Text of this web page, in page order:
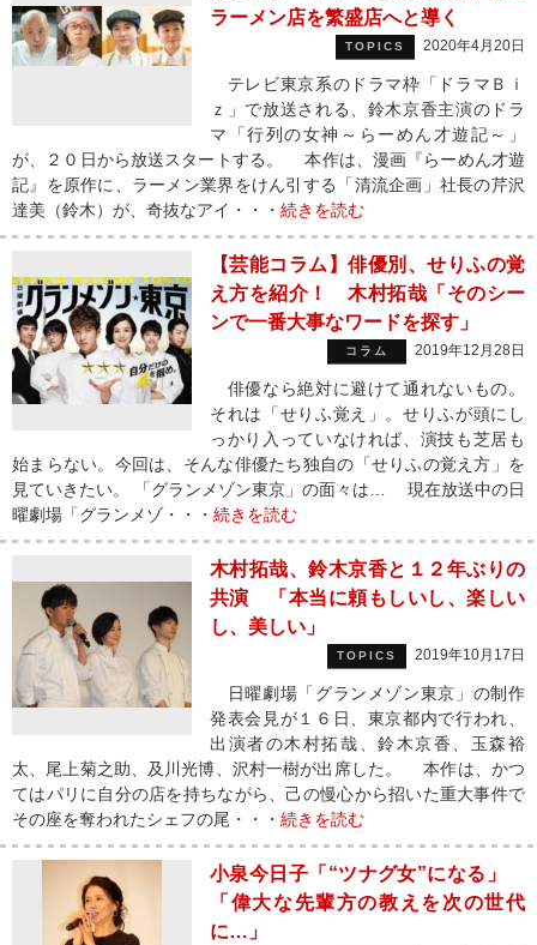
ラーメン店を繁盛店へと導く
TOPICS 2020年4月20日
テレビ東京系のドラマ枠「ドラマＢｉ
ｚ」で放送される、鈴木京香主演のドラ
マ「行列の女神～らーめん才遊記～」
が、２０日から放送スタートする。 本作は、漫画『らーめん才遊
記』を原作に、ラーメン業界をけん引する「清流企画」社長の芹沢
達美（鈴木）が、奇抜なアイ・・・ 続きを読む
【芸能コラム】俳優別、せりふの覚
え方を紹介！ 木村拓哉「そのシー
ンで一番大事なワードを探す」
コラム 2019年12月28日
俳優なら絶対に避けて通れないもの。
それは「せりふ覚え」。せりふが頭にし
っかり入っていなければ、演技も芝居も
始まらない。今回は、そんな俳優たち独自の「せりふの覚え方」を
見ていきたい。 「グランメゾン東京」の面々は… 現在放送中の日
曜劇場「グランメゾ・・・ 続きを読む
木村拓哉、鈴木京香と１２年ぶりの
共演 「本当に頼もしいし、楽しい
し、美しい」
TOPICS 2019年10月17日
日曜劇場「グランメゾン東京」の制作
発表会見が１６日、東京都内で行われ、
出演者の木村拓哉、鈴木京香、玉森裕
太、尾上菊之助、及川光博、沢村一樹が出席した。 本作は、かつ
てはパリに自分の店を持ちながら、己の慢心から招いた重大事件で
その座を奪われたシェフの尾・・・ 続きを読む
小泉今日子「“ツナグ女”になる」
「偉大な先輩方の教えを次の世代
に…」